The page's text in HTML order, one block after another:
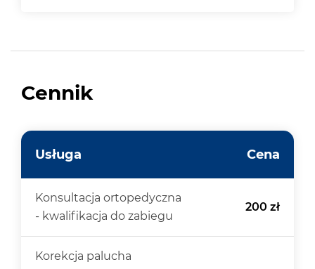
Cennik
Usługa Cena
Konsultacja ortopedyczna
- kwalifikacja do zabiegu
200 zł
Korekcja palucha